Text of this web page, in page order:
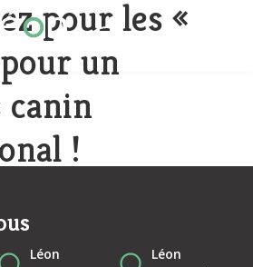
pour les «
un
canin
!
Léon
Léon